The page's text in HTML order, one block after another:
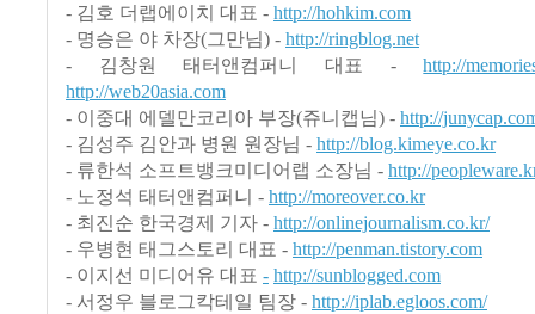
- 김호 더랩에이치 대표 - http://hohkim.com
- 명승은 야 차장(그만님) - http://ringblog.net
- 김창원 태터앤컴퍼니 대표 -http://
http://web20asia.com
- 이중대 에델만코리아 부장(쥬니캡님) - http://
- 김성주 김안과 병원 원장님 - http://blog.kimeye.co.kr
- 류한석 소프트뱅크미디어랩 소장님 - http://
- 노정석 태터앤컴퍼니 - http://moreover.co.kr
- 최진순 한국경제 기자 - http://onlinejournalism.co.kr/
- 우병현 태그스토리 대표 - http://penman.tistory.com
- 이지선 미디어유 대표 - http://sunblogged.com
- 서정우 블로그칵테일 팀장 - http://iplab.egloos.com/